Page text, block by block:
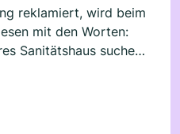
reklamiert, wird beim
mit den Worten:
Sanitätshaus suchen."
hat, ist alles